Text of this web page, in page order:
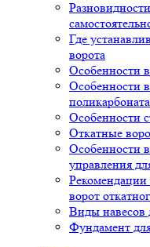
Где
ворота
Особенности
Особенности
поликарбоната
Особенности
Откатные
Особенности
управления
ворот
Виды навесов
Фундамент